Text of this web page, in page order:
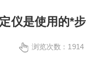
仪是使用的*步
浏览次数：1914